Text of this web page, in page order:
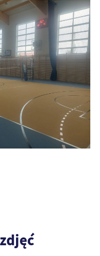
prezentujących nasze
mediów